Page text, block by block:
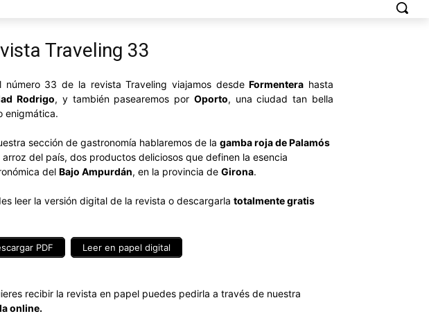
Traveling 33
número 33 de la revista Traveling viajamos desdeFormentera hasta
Rodrigo, y también pasearemos por Oporto, una ciudad tan bella
enigmática.
sección de gastronomía hablaremos de lagamba roja de Palamós
arroz del país, dos productos deliciosos que definen la esencia
delBajo Ampurdán, en la provincia deGirona.
leer la versión digital de la revista o descargarlatotalmente gratis
PDF Leer en papel digital
recibir la revista en papel puedes pedirla a través de nuestra
online.